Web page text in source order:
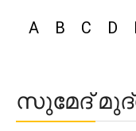
A B C D
സുമേദ്